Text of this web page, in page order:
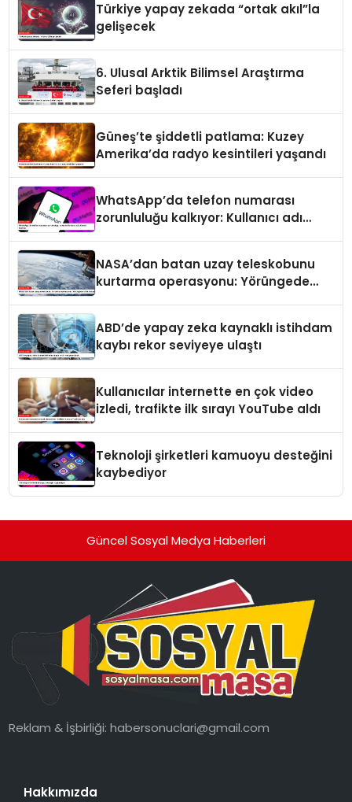
Türkiye yapay zekada “ortak akıl”la
gelişecek
6. Ulusal Arktik Bilimsel Araştırma
Seferi başladı
Güneş’te şiddetli patlama: Kuzey
Amerika’da radyo kesintileri yaşandı
WhatsApp’da telefon numarası
zorunluluğu kalkıyor: Kullanıcı adı
NASA’dan batan uzay teleskobunu
kurtarma operasyonu: Yörüngede
ABD’de yapay zeka kaynaklı istihdam
kaybı rekor seviyeye ulaştı
Kullanıcılar internette en çok video
izledi, trafikte ilk sırayı YouTube aldı
Teknoloji şirketleri kamuoyu desteğini
kaybediyor
Güncel Sosyal Medya Haberleri
Reklam & İşbirliği:habersonuclari@gmail.com
Hakkımızda